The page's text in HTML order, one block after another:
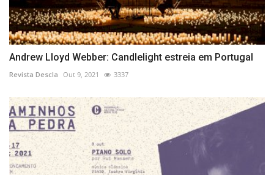
Andrew Lloyd Webber: Candlelight estreia em Portugal
Revista Descla Out 9, 2021 3337